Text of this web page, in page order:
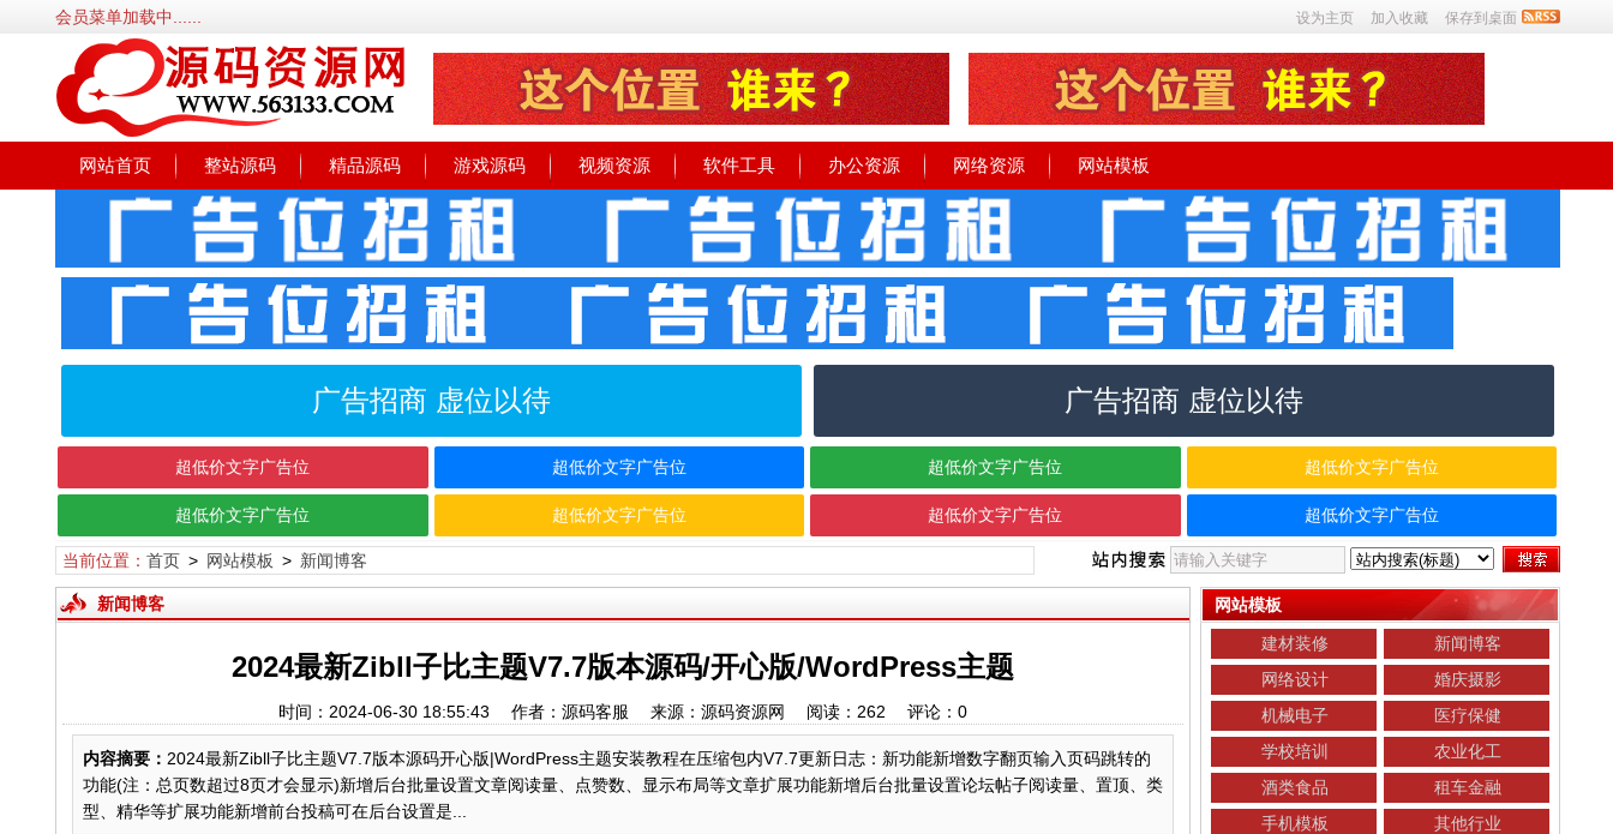
会员菜单加载中...... 设为主页 加入收藏 保存到桌面
网站首页 整站源码 精品源码 游戏源码 视频资源 软件工具 办公资源 网络资源 网站模板
广告招商 虚位以待 广告招商 虚位以待
超低价文字广告位 超低价文字广告位 超低价文字广告位 超低价文字广告位
超低价文字广告位 超低价文字广告位 超低价文字广告位 超低价文字广告位
当前位置： 首页> 网站模板 > 新闻博客
新闻博客
2024最新Zibll子比主题V7.7版本源码/开心版/WordPress主题
时间：2024-06-30 18:55:43 作者：源码客服 来源：源码资源网 阅读： 262 评论： 0
内容摘要： 2024最新Zibll子比主题V7.7版本源码开心版|WordPress主题安装教程在压缩包内V7.7更新日志：新功能新增数字翻页输入页码跳转的
功能(注：总页数超过8页才会显示)新增后台批量设置文章阅读量、点赞数、显示布局等文章扩展功能新增后台批量设置论坛帖子阅读量、置顶、类
型、精华等扩展功能新增前台投稿可在后台设置是...
网站模板
建材装修
新闻博客
网络设计
婚庆摄影
机械电子
医疗保健
学校培训
农业化工
酒类食品
租车金融
手机模板
其他行业